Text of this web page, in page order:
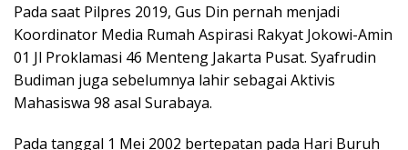
Pada saat Pilpres 2019, Gus Din pernah menjadi
Koordinator Media Rumah Aspirasi Rakyat Jokowi-Amin
01 Jl Proklamasi 46 Menteng Jakarta Pusat. Syafrudin
Budiman juga sebelumnya lahir sebagai Aktivis
Mahasiswa 98 asal Surabaya.
Pada tanggal 1 Mei 2002 bertepatan pada Hari Buruh